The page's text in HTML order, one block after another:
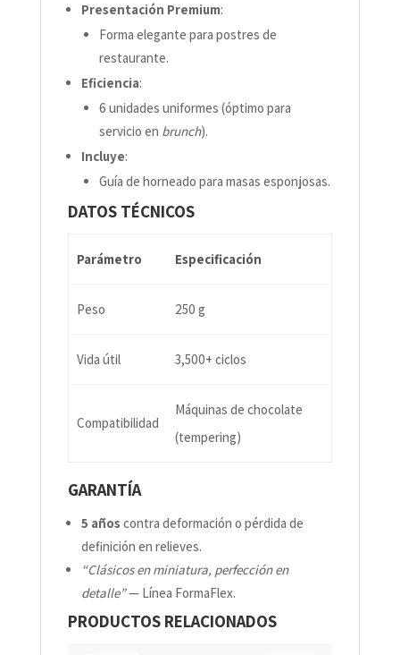
Presentación Premium:
Forma elegante para postres de
restaurante.
Eficiencia:
6 unidades uniformes (óptimo para
servicio en brunch).
Incluye:
Guía de horneado para masas esponjosas.
DATOS TÉCNICOS
Parámetro Especificación
Peso 250 g
Vida útil 3,500+ ciclos
Compatibilidad
Máquinas de chocolate
(tempering)
GARANTÍA
5 años contra deformación o pérdida de
definición en relieves.
“Clásicos en miniatura, perfección en
detalle”— Línea FormaFlex.
PRODUCTOS RELACIONADOS